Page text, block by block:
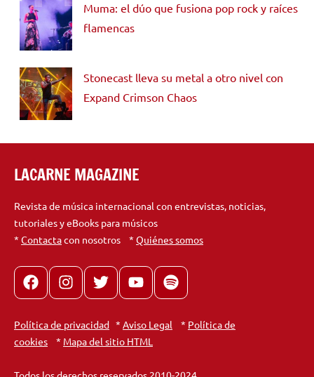
Muma: el dúo que fusiona pop rock y raíces
flamencas
Stonecast lleva su metal a otro nivel con
Expand Crimson Chaos
LACARNE MAGAZINE
Revista de música internacional con entrevistas, noticias,
tutoriales y eBooks para músicos
* Contactacon nosotros * Quiénes somos
FacebookInstagram
X youtubespotify
Política de privacidad * Aviso Legal * Política de
cookies * Mapa del sitio HTML